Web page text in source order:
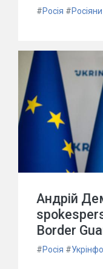
#Росія #Росіяни
Андрій
Border
#Росія #